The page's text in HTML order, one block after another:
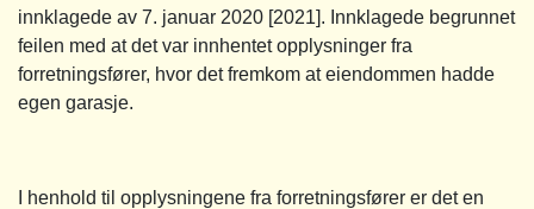
innklagede av 7. januar 2020 [2021]. Innklagede begrunnet
feilen med at det var innhentet opplysninger fra
forretningsfører, hvor det fremkom at eiendommen hadde
egen garasje.
I henhold til opplysningene fra forretningsfører er det en